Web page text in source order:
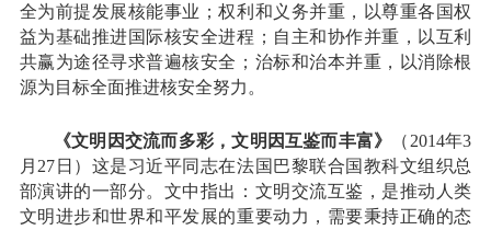
全为前提发展核能事业；权利和义务并重，以尊重各国权
益为基础推进国际核安全进程；自主和协作并重，以互利
共赢为途径寻求普遍核安全；治标和治本并重，以消除根
源为目标全面推进核安全努力。
《文明因交流而多彩，文明因互鉴而丰富》
（2014年3
月27日）这是习近平同志在法国巴黎联合国教科文组织总
部演讲的一部分。文中指出：文明交流互鉴，是推动人类
文明进步和世界和平发展的重要动力，需要秉持正确的态